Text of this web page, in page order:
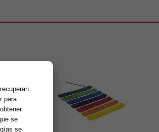
para
se
se